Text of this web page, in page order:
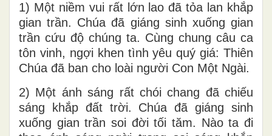
1) Một niềm vui rất lớn lao đã tỏa lan khắp
gian trần. Chúa đã giáng sinh xuống gian
trần cứu độ chúng ta. Cùng chung câu ca
tôn vinh, ngợi khen tình yêu quý giá: Thiên
Chúa đã ban cho loài người Con Một Ngài.
2) Một ánh sáng rất chói chang đã chiếu
sáng khắp đất trời. Chúa đã giáng sinh
xuống gian trần soi đời tối tăm. Nào ta đi